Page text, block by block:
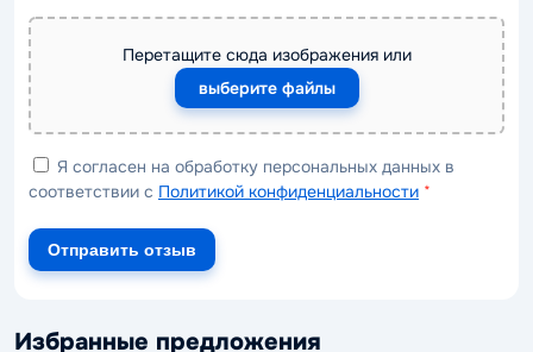
Перетащите сюда изображения или
выберите файлы
Я согласен на обработку персональных данных в
соответствии с Политикой конфиденциальности *
Отправить отзыв
Избранные предложения